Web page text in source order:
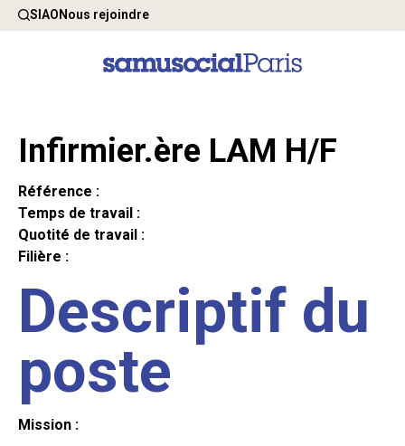
SIAONous rejoindre
Infirmier.ère LAM H/F
Référence :
Temps de travail :
Quotité de travail :
Filière :
Descriptif du
poste
Mission :